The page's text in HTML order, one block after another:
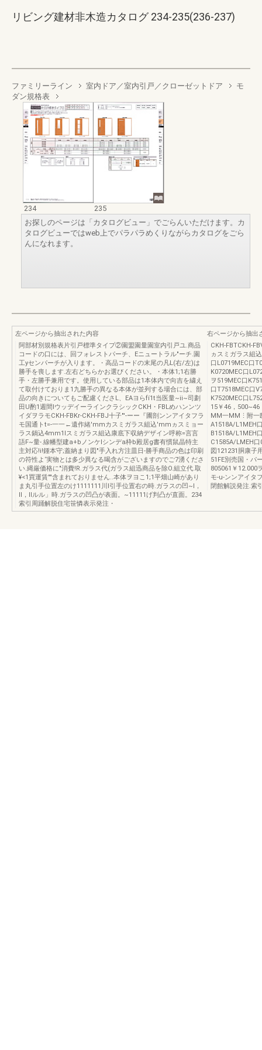
リビング建材非木造カタログ 234-235(236-237)
ファミリーライン 室内ドア／室内引戸／クローゼットドア
モ
ダン規格表
234
235
お探しのページは「カタログビュー」でごらんいただけます。カ
タログビューではweb上でパラパラめくりながらカタログをごら
んになれます。
左ページから抽出された内容
阿部材別規格表片引戸標準タイプ②園盟園量園室内引戸ユ.商品
コードの口には、回フォレストパーチ、Eニュートラル"ーチ.園
工yセンパーチが入ります。・高品コードの末尾の凡L(右/左)は
勝手を喪します.左右どちらかお選びください。・本体1;1右勝
手・左勝手兼用です。使用している部品は1本体内で向吉を繍え
て取付けておりま1九勝手の異なる本体が並列する場合には、部
品の向きについてもご配慮くださL、EAヨらfí1t当医量~ii~司劃
田U酌1週間lウッデイーラインクラシックCKH・FBLめハンンツ
イダヲラモCKH-FBKr-CKH-FBJ十子"'-ーー『圃剖ンンアイタフラ
モ国通トt=-一一←遺作緒'mmカスミガラス組込'mmヵスミョー
ラス鍋込4mm1lスミガラス組込康底下収納デザイン呼称=言言
語F~量-.線幡型建a+bノンケlシンデa枠b殿居g書有慣鼠晶特主
主対応!i!鍾本守;蓋納まり図"手入れ方注皿日-勝手商品の色は印刷
の符性よ‘実物とは多少異なる喝含がございますのでご7湧くださ
い.縄厳価格に"消費!R.ガラス代(ガラス組迅商品を除O.組立代.取
¥<1買運賃""含まれておりません..本体ヲヨこ1;1平畑山崎があり
ま丸引手位置左のけ1111111川l引手位置右の時.ガラスの凹~I，
II，IIルル」時.ガラスの凹凸が表面。~11111げ判凸が直面。234
索引周踊解脱住宅笹憐表示発注・
右ページから抽出
CKH-FBTCKH-
ヵスミガラス組
口L0719MEC口
K0720MEC口
ヲ519MEC口
口T7518MEC口
K7520MEC口
15￥46，
MM一MM⋮附一
A1518A/L1MEH
B1518A/L1MEH
C1585A/LMEH口
図121231胴康子
51FE別売国・パ
805061￥12.000
モ-u-ンンアイタ
閉館解説発注.索